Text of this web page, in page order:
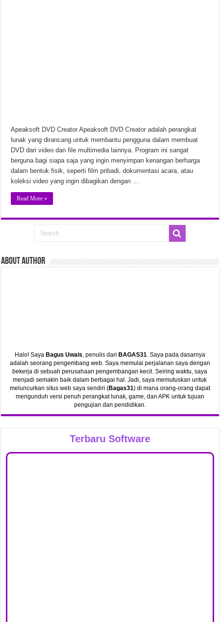
Apeaksoft DVD Creator Apeaksoft DVD Creator adalah perangkat
lunak yang dirancang untuk membantu pengguna dalam membuat
DVD dari video dan file multimedia lainnya. Program ini sangat
berguna bagi siapa saja yang ingin menyimpan kenangan berharga
dalam bentuk fisik, seperti film pribadi, dokumentasi acara, atau
koleksi video yang ingin dibagikan dengan …
Read More »
ABout Author
Halo! Saya Bagus Uwais, penulis dari BAGAS31. Saya pada dasarnya
adalah seorang pengembang web. Saya memulai perjalanan saya dengan
bekerja di sebuah perusahaan pengembangan kecil. Seiring waktu, saya
menjadi semakin baik dalam berbagai hal. Jadi, saya memutuskan untuk
meluncurkan situs web saya sendiri (Bagas31) di mana orang-orang dapat
mengunduh versi penuh perangkat lunak, game, dan APK untuk tujuan
pengujian dan pendidikan.
Terbaru Software